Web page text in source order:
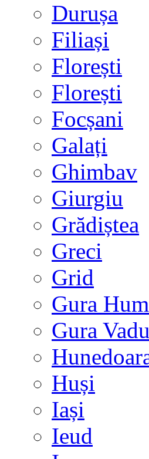
Durușa
Filiași
Florești
Florești
Focșani
Galați
Ghimbav
Giurgiu
Grădiștea
Greci
Grid
Gura
Gura
Huși
Iași
Ieud